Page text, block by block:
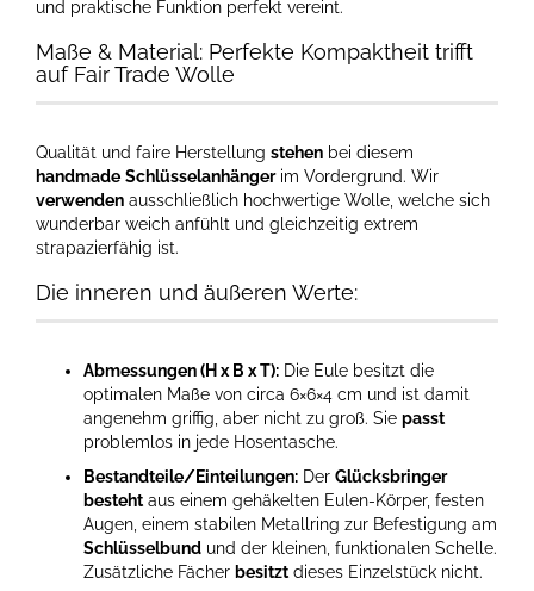
und praktische Funktion perfekt vereint.
Maße & Material: Perfekte Kompaktheit trifft
auf Fair Trade Wolle
Qualität und faire Herstellung stehen bei diesem
handmade Schlüsselanhängerim Vordergrund. Wir
verwenden ausschließlich hochwertige Wolle, welche sich
wunderbar weich anfühlt und gleichzeitig extrem
strapazierfähig ist.
Die inneren und äußeren Werte:
Abmessungen (H x B x T): Die Eule besitzt die
optimalen Maße von circa 6×6×4 cm und ist damit
angenehm griffig, aber nicht zu groß. Sie passt
problemlos in jede Hosentasche.
Bestandteile/Einteilungen: Der Glücksbringer
besteht aus einem gehäkelten Eulen-Körper, festen
Augen, einem stabilen Metallring zur Befestigung am
Schlüsselbund und der kleinen, funktionalen Schelle.
Zusätzliche Fächer besitzt dieses Einzelstück nicht.